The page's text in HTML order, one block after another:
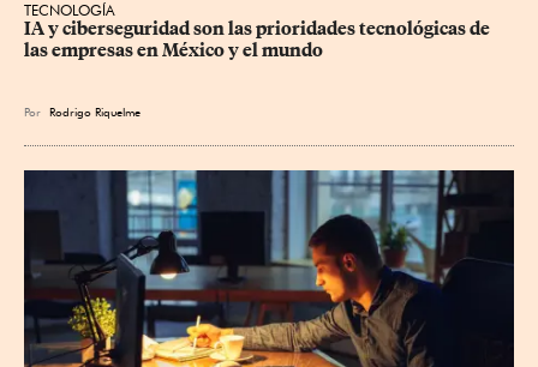
TECNOLOGÍA
IA y ciberseguridad son las prioridades tecnológicas de
las empresas en México y el mundo
Por Rodrigo Riquelme